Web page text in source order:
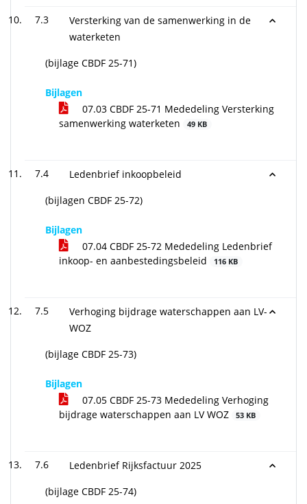
7.3
Versterking van de samenwerking in de
waterketen
(bijlage CBDF 25-71)
Bijlagen
07.03 CBDF 25-71 Mededeling Versterking
samenwerking waterketen
49 KB
7.4
Ledenbrief inkoopbeleid
(bijlagen CBDF 25-72)
Bijlagen
07.04 CBDF 25-72 Mededeling Ledenbrief
inkoop- en aanbestedingsbeleid
116 KB
7.5
Verhoging bijdrage waterschappen aan LV-
WOZ
(bijlage CBDF 25-73)
Bijlagen
07.05 CBDF 25-73 Mededeling Verhoging
bijdrage waterschappen aan LV WOZ
53 KB
7.6
Ledenbrief Rijksfactuur 2025
(bijlage CBDF 25-74)